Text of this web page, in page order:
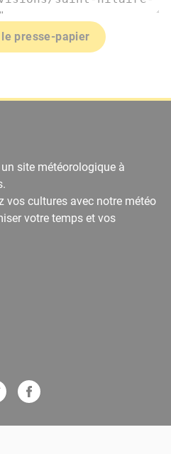
presse-papier
site météorologique à
vos cultures avec notre météo
votre temps et vos